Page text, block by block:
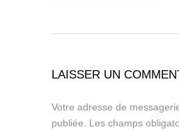
LAISSER UN
Votre adresse de
publiée.
Les champs